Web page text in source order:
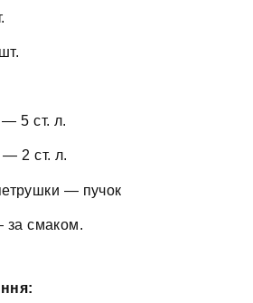
5 ст. л.
— 2 ст. л.
— пучок
за смаком.